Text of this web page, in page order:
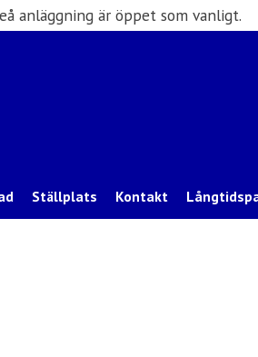
anläggning är öppet som vanligt.
Ställplats Kontakt